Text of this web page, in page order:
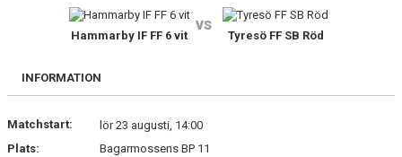
BILDGALLERI
DOKUMENT
Hammarby IF FF 6 vit
vs
Tyresö FF SB Röd
INFORMATION
Matchstart:
lör 23 augusti, 14:00
Plats:
Bagarmossens BP 11